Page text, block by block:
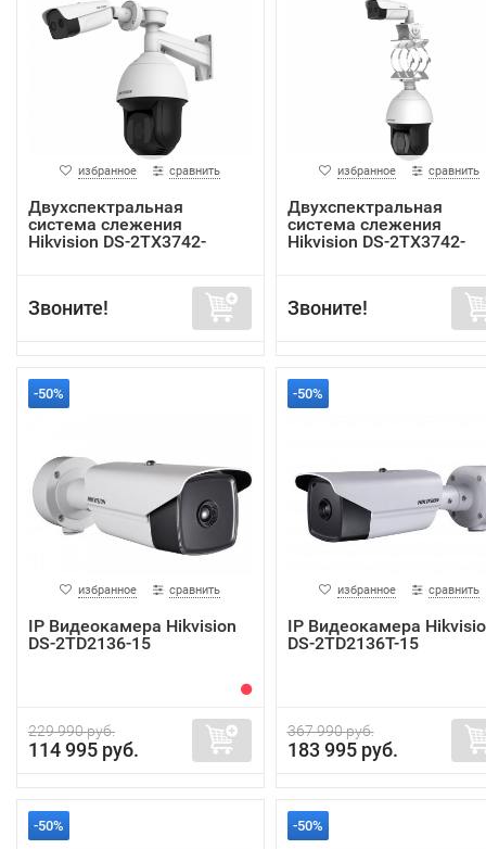
избранное сравнить
Двухспектральная
система слежения
Hikvision DS-2TX3742-
Звоните!
избранное сравнить
Двухспектральная
система слежения
Hikvision DS-2TX3742-
Звоните!
-50%
избранное сравнить
IP Видеокамера Hikvision
DS-2TD2136-15
229 990 руб.
114 995 руб.
-50%
избранное сравнить
IP Видеокамера
DS-2TD2136T-15
367 990 руб.
183 995 руб.
-50% -50%